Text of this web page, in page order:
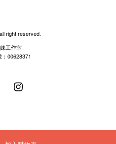
right reserved.
工作室
00628371
Facebook